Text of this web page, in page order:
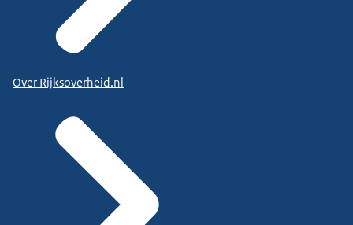
Over Rijksoverheid.nl